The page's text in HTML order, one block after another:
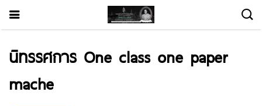
นิทรรศการ One class one paper
mache